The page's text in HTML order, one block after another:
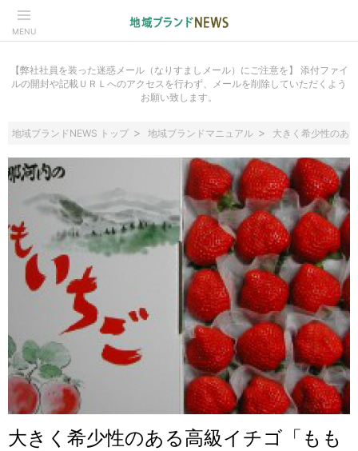
MENU
【弊社社員を装った迷惑メール（なりすましメール）にご注意を】 添付ファイ
ルの開封や記載ＵＲＬへのアクセスを行わず、メールを削除していただくよう
お願い致します。
地域ブランドNEWS トップ 地域ブランドマニュアル 大きく希少性のあ
大きく希少性のある高級イチゴ「もも